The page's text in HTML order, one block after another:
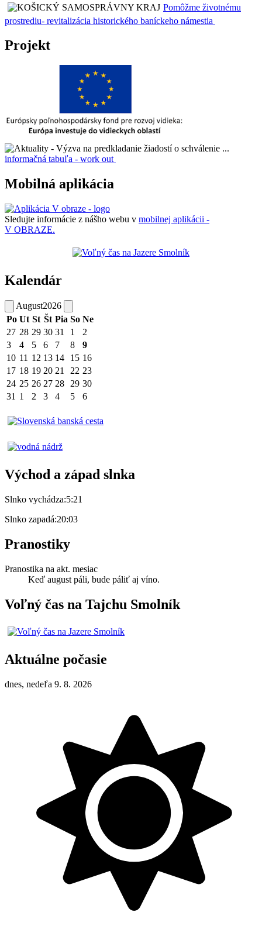
Pomôžme životnému
prostrediu- revitalizácia historického baníckeho námestia
Projekt
informačná tabuľa - work out
Mobilná aplikácia
Sledujte informácie z nášho webu v mobilnej aplikácii -
V OBRAZE.
Kalendár
August2026
Po Ut St Št Pia So Ne
27 28 29 30 31 1
2
3
4 5 6 7 8
9
10 11 12 13 14 15 16
17 18 19 20 21 22 23
24 25 26 27 28 29 30
31 1 2 3 4 5 6
Východ a západ slnka
Slnko vychádza:5:21
Slnko zapadá:20:03
Pranostiky
Pranostika na akt. mesiac
Keď august páli, bude páliť aj víno.
Voľný čas na Tajchu Smolník
Aktuálne počasie
dnes, nedeľa 9. 8. 2026